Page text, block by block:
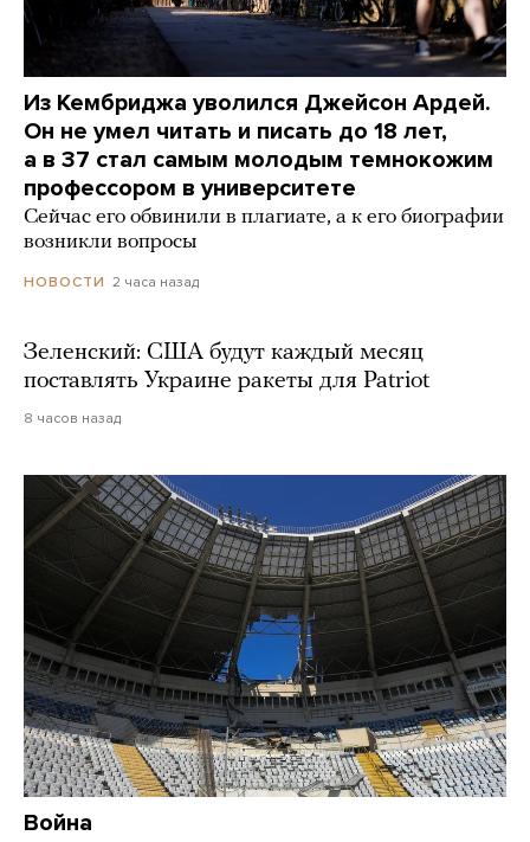
Из Кембриджа уволился Джейсон Ардей.
Он не умел читать и писать до 18 лет,
а в 37 стал самым молодым темнокожим
профессором в университете
Сейчас его обвинили в плагиате, а к его биографии
возникли вопросы
НОВОСТИ 2 часа назад
Зеленский: США будут каждый месяц
поставлять Украине ракеты для Patriot
8 часов назад
Война